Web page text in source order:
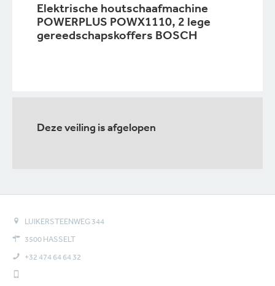
Elektrische houtschaafmachine
POWERPLUS POWX1110, 2 lege
gereedschapskoffers BOSCH
Deze veiling is afgelopen
LUIKERSTEENWEG 344
3500 HASSELT
+32 474 64 64 32